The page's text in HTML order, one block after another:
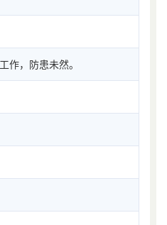
作，防患未然。